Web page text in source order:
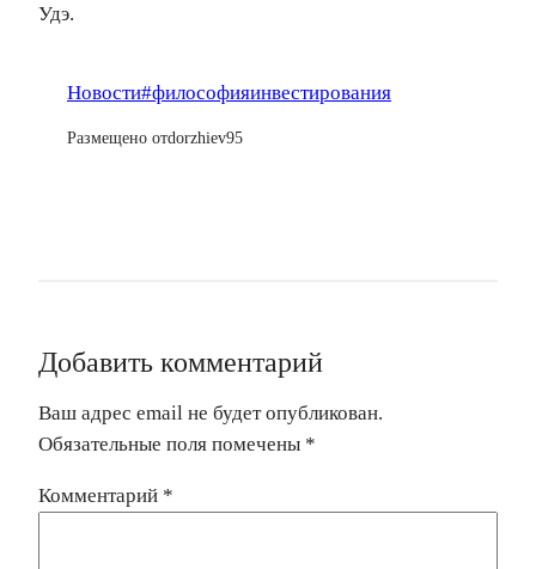
Удэ.
Новости#философияинвестирования
Размещено отdorzhiev95
Добавить комментарий
Ваш адрес email не будет опубликован.
Обязательные поля помечены *
Комментарий *